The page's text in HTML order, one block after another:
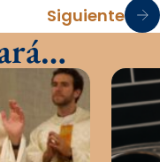
Siguiente